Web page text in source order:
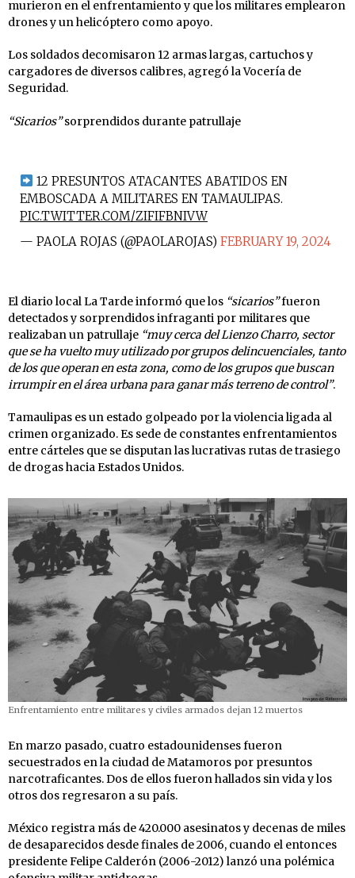
murieron en el enfrentamiento y que los militares emplearon
drones y un helicóptero como apoyo.
Los soldados decomisaron 12 armas largas, cartuchos y
cargadores de diversos calibres, agregó la Vocería de
Seguridad.
“Sicarios”sorprendidos durante patrullaje
12 PRESUNTOS ATACANTES ABATIDOS EN
EMBOSCADA A MILITARES EN TAMAULIPAS.
PIC.TWITTER.COM/ZIFIFBNIVW
— PAOLA ROJAS (@PAOLAROJAS) FEBRUARY 19, 2024
El diario local La Tarde informó que los “sicarios”fueron
detectados y sorprendidos infraganti por militares que
realizaban un patrullaje “muy cerca del Lienzo Charro, sector
que se ha vuelto muy utilizado por grupos delincuenciales, tanto
de los que operan en esta zona, como de los grupos que buscan
irrumpir en el área urbana para ganar más terreno de control”.
Tamaulipas es un estado golpeado por la violencia ligada al
crimen organizado. Es sede de constantes enfrentamientos
entre cárteles que se disputan las lucrativas rutas de trasiego
de drogas hacia Estados Unidos.
Enfrentamiento entre militares y civiles armados dejan 12 muertos
En marzo pasado, cuatro estadounidenses fueron
secuestrados en la ciudad de Matamoros por presuntos
narcotraficantes. Dos de ellos fueron hallados sin vida y los
otros dos regresaron a su país.
México registra más de 420.000 asesinatos y decenas de miles
de desaparecidos desde finales de 2006, cuando el entonces
presidente Felipe Calderón (2006-2012) lanzó una polémica